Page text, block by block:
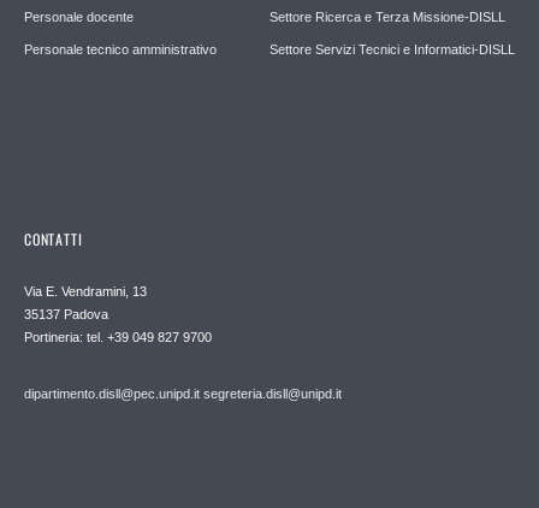
Personale docente
Personale tecnico amministrativo
Settore Ricerca e Terza Missione-DISLL
Settore Servizi Tecnici e Informatici-DISLL
CONTATTI
Via E. Vendramini, 13
35137 Padova
Portineria: tel. +39 049 827 9700
dipartimento.disll@pec.unipd.it segreteria.disll@unipd.it